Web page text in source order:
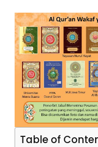
Table of